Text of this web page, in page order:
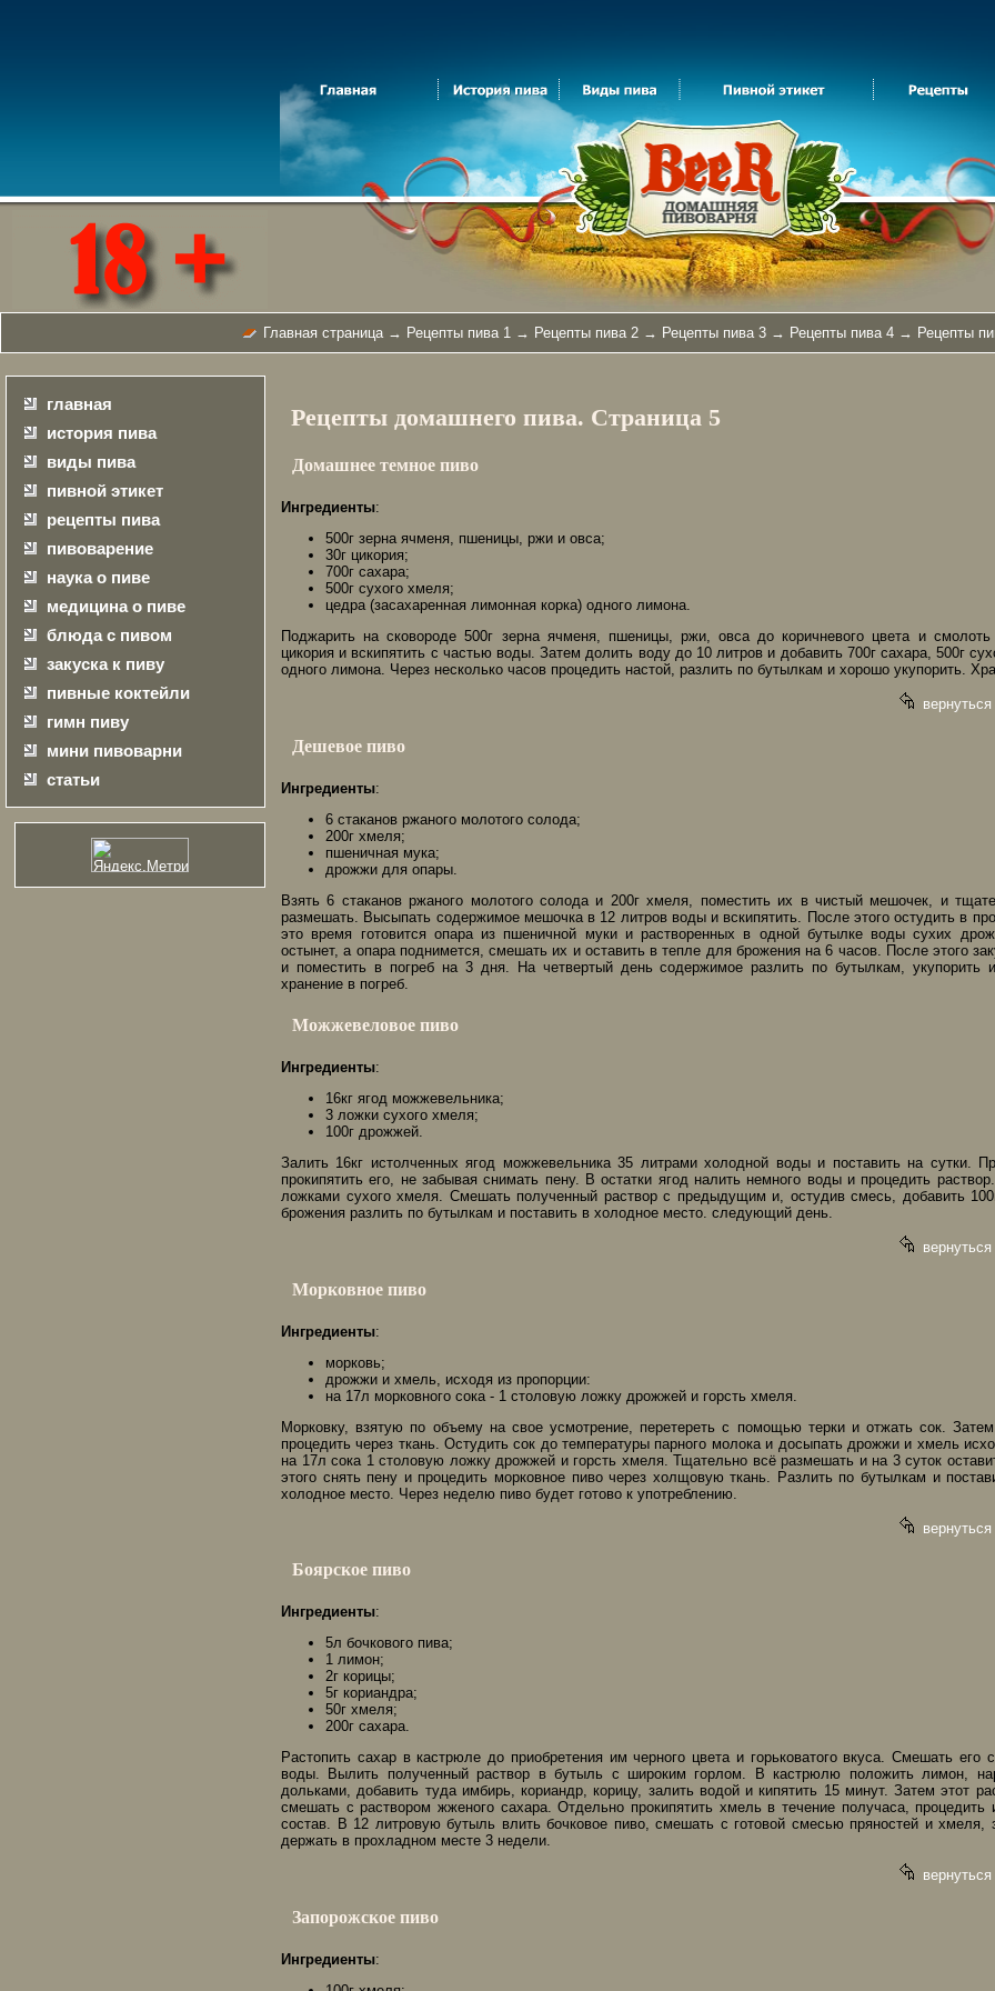
Главная страница→ Рецепты пива 1 → Рецепты пива 2 → Рецепты пива 3 → Рецепты пива 4 → Рецепты
главная
история пива
виды пива
пивной этикет
рецепты пива
пивоварение
наука о пиве
медицина о пиве
блюда с пивом
закуска к пиву
пивные коктейли
гимн пиву
мини пивоварни
статьи
Рецепты домашнего пива. Страница 5
Домашнее темное пиво
Ингредиенты:
500г зерна ячменя, пшеницы, ржи и овса;
30г цикория;
700г сахара;
500г сухого хмеля;
цедра (засахаренная лимонная корка) одного лимона.
Поджарить на сковороде 500г зерна ячменя, пшеницы, ржи, овса до коричневого цвета и
цикория и вскипятить с частью воды. Затем долить воду до 10 литров и добавить 700г сахара, 500г
одного лимона. Через несколько часов процедить настой, разлить по бутылкам и хорошо укупорить.
Дешевое пиво
Ингредиенты:
6 стаканов ржаного молотого солода;
200г хмеля;
пшеничная мука;
дрожжи для опары.
Взять 6 стаканов ржаного молотого солода и 200г хмеля, поместить их в чистый мешочек, и
размешать. Высыпать содержимое мешочка в 12 литров воды и вскипятить. После этого остудить в
это время готовится опара из пшеничной муки и растворенных в одной бутылке воды сухих
остынет, а опара поднимется, смешать их и оставить в тепле для брожения на 6 часов. После этого
и поместить в погреб на 3 дня. На четвертый день содержимое разлить по бутылкам, укупорить
хранение в погреб.
Можжевеловое пиво
Ингредиенты:
16кг ягод можжевельника;
3 ложки сухого хмеля;
100г дрожжей.
Залить 16кг истолченных ягод можжевельника 35 литрами холодной воды и поставить на сутки.
прокипятить его, не забывая снимать пену. В остатки ягод налить немного воды и процедить
ложками сухого хмеля. Смешать полученный раствор с предыдущим и, остудив смесь, добавить
брожения разлить по бутылкам и поставить в холодное место. следующий день.
Морковное пиво
Ингредиенты:
морковь;
дрожжи и хмель, исходя из пропорции:
на 17л морковного сока - 1 столовую ложку дрожжей и горсть хмеля.
Морковку, взятую по объему на свое усмотрение, перетереть с помощью терки и отжать сок. Затем
процедить через ткань. Остудить сок до температуры парного молока и досыпать дрожжи и хмель
на 17л сока 1 столовую ложку дрожжей и горсть хмеля. Тщательно всё размешать и на 3 суток
этого снять пену и процедить морковное пиво через холщовую ткань. Разлить по бутылкам и
холодное место. Через неделю пиво будет готово к употреблению.
Боярское пиво
Ингредиенты:
5л бочкового пива;
1 лимон;
2г корицы;
5г кориандра;
50г хмеля;
200г сахара.
Растопить сахар в кастрюле до приобретения им черного цвета и горьковатого вкуса. Смешать его
воды. Вылить полученный раствор в бутыль с широким горлом. В кастрюлю положить лимон,
дольками, добавить туда имбирь, кориандр, корицу, залить водой и кипятить 15 минут. Затем этот
смешать с раствором жженого сахара. Отдельно прокипятить хмель в течение получаса,
состав. В 12 литровую бутыль влить бочковое пиво, смешать с готовой смесью пряностей и хмеля,
держать в прохладном месте 3 недели.
Запорожское пиво
Ингредиенты: